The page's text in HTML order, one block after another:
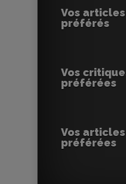
Vos
préférés
Vos
préférées
Vos
préférées